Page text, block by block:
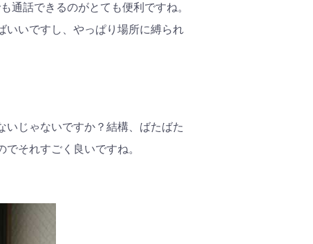
通話できるのがとても便利ですね。
いいですし、やっぱり場所に縛られ
じゃないですか？結構、ばたばた
それすごく良いですね。